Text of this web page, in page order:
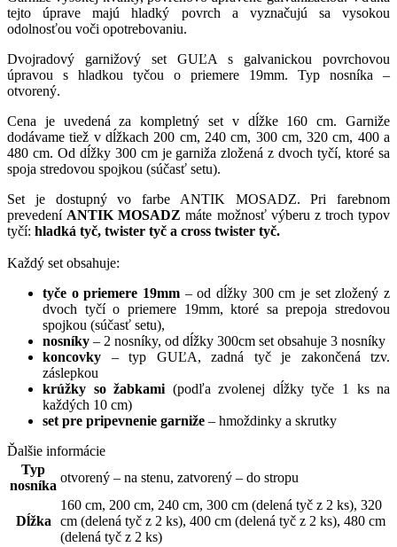
tejto
úprave majú hladký povrch a vyznačujú
sa vysokou
odolnosťou voči opotrebovaniu.
Dvojradový
garnižový set GUĽA s galvanickou
povrchovou
úpravou
s hladkou tyčou o priemere 19mm. Typ nosníka
–
otvorený.
Cena
je uvedená za kompletný set v dĺžke 160 cm.
Garniže
dodávame tiež v dĺžkach 200 cm, 240 cm, 300 cm,320 cm, 400 a
480 cm. Od dĺžky 300 cm je garniža zložená z dvoch tyčí, ktoré sa
spoja stredovou spojkou (súčasť setu).
Set je
dostupný vo farbe ANTIK MOSADZ.
Pri farebnom
prevedení ANTIK MOSADZ máte možnosť výberu z troch typov
tyčí: hladká tyč, twister tyč a cross twister tyč.
Každý set obsahuje:
tyče o priemere 19mm – od dĺžky 300 cm je setzložený z
dvoch tyčí o priemere 19mm, ktoré sa prepoja stredovou
spojkou (súčasť setu),
nosníky – 2 nosníky, od dĺžky 300cm set obsahuje 3 nosníky
koncovky – typ GUĽA, zadná tyč je zakončená tzv.
záslepkou
krúžky so žabkami (podľa zvolenej dĺžky tyče 1 ks na
každých 10 cm)
set pre pripevnenie garniže – hmoždinky a skrutky
Ďalšie informácie
Typ
nosníka
otvorený – na stenu, zatvorený – do stropu
Dĺžka
160 cm, 200 cm, 240 cm, 300 cm (delená tyč z 2 ks), 320
cm (delená tyč z 2 ks), 400 cm (delená tyč z 2 ks), 480 cm
(delená tyč z 2 ks)